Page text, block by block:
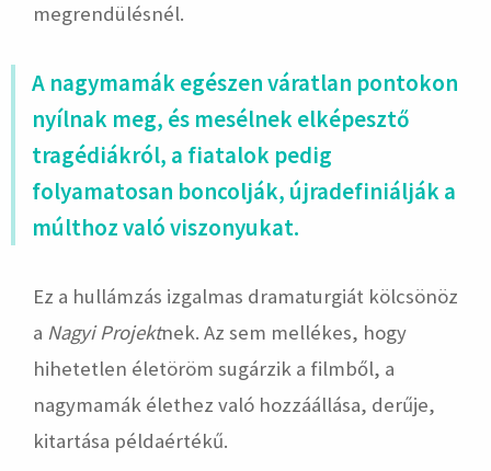
megrendülésnél.
A nagymamák egészen váratlan pontokon
nyílnak meg, és mesélnek elképesztő
tragédiákról, a fiatalok pedig
folyamatosan boncolják, újradefiniálják a
múlthoz való viszonyukat.
Ez a hullámzás izgalmas dramaturgiát kölcsönöz
a Nagyi Projektnek. Az sem mellékes, hogy
hihetetlen életöröm sugárzik a filmből, a
nagymamák élethez való hozzáállása, derűje,
kitartása példaértékű.